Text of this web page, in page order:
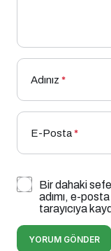
Adınız *
E-Posta*
Bir dahaki
adımı, e-
tarayıcıya
YORUM GÖNDER